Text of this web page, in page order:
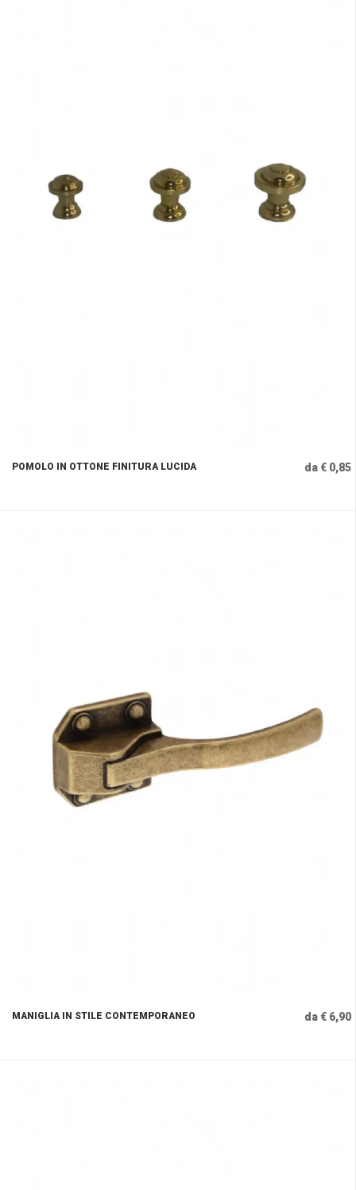
POMOLO IN OTTONE FINITURA LUCIDA da € 0,85
MANIGLIA IN STILE CONTEMPORANEO da € 6,90